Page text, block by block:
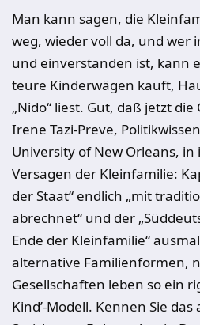
Man kann sagen, die
weg, wieder voll da, und wer
und einverstanden ist, kann
teure Kinderwägen kauft,
„Nido“ liest. Gut, daß jetzt
Irene Tazi-Preve,
University of New Orleans, in
Versagen der Kleinfamilie:
der Staat“ endlich „mit
abrechnet“ und der
Ende der Kleinfamilie“
alternative Familienformen,
Gesellschaften leben so ein
Kind’-Modell. Kennen Sie